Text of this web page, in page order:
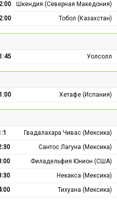
Шкендия (Северная Македония)
Тобол (Казахстан)
Уолсолл
Хетафе (Испания)
Гвадалахара Чивас (Мексика)
Сантос Лагуна (Мексика)
Филадельфия Юнион (США)
Некакса (Мексика)
Тихуана (Мексика)